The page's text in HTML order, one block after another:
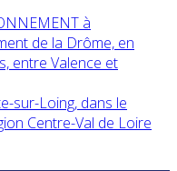
à
de la Drôme, en
entre Valence et
sur-Loing, dans le
Centre-Val de Loire